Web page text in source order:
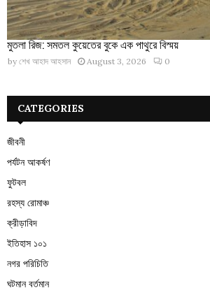
মুতলা রিজ: সমতল কুয়েতের বুকে এক পাথুরে বিস্ময়
by শেখ আহাদ আহসান August 3, 2026 0
CATEGORIES
জীবনী
পর্যটন আকর্ষণ
ফুটবল
রহস্য রোমাঞ্চ
ক্রীড়াবিদ
ইতিহাস ১০১
নগর পরিচিতি
ঘটমান বর্তমান